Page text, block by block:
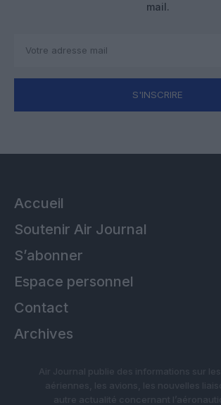
mail.
S'INSCRIRE
Accueil
Soutenir Air Journal
S’abonner
Espace personnel
Contact
Archives